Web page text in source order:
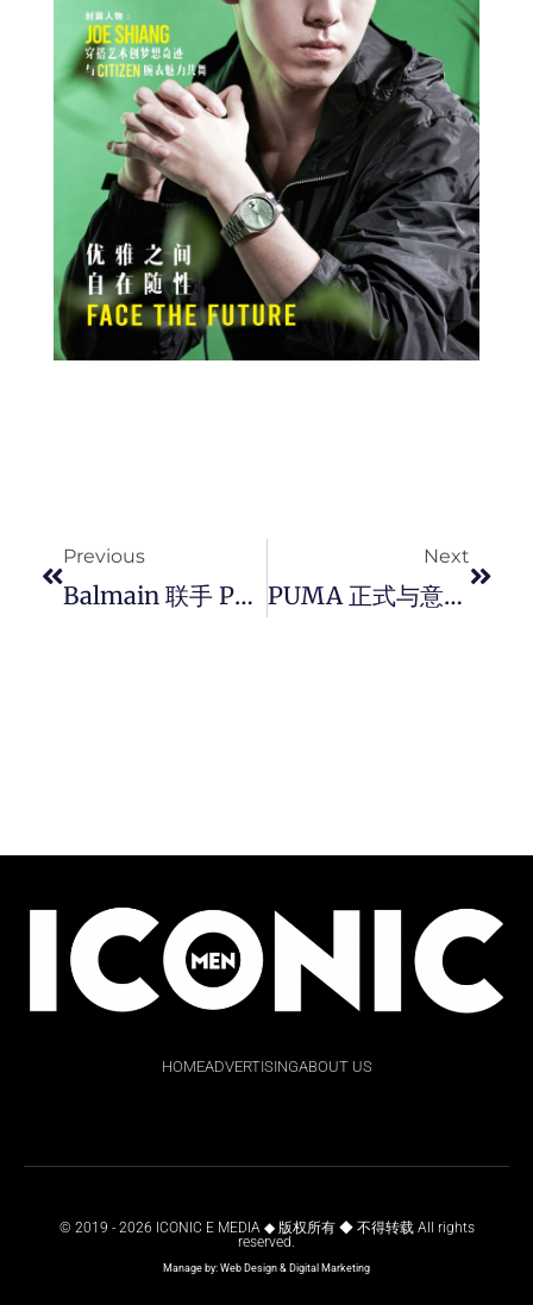
Previous
Balmain 联手 PUMA 合作推出奢华复古篮球鞋款「 Balmain COURT 」。
Next
PUMA 正式与意大利 100 米奥运冠军 Marcell Jacobs 签署长期协议，将 PUMA 的田径运动员阵容进一步扩大。
HOMEADVERTISINGABOUT US
© 2019 - 2026 ICONIC E MEDIA ◆ 版权所有 ◆ 不得转载 All rights
reserved.
Manage by: Web Design & Digital Marketing